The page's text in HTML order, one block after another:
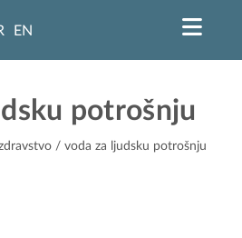
EN
potrošnju
/ voda za ljudsku potrošnju